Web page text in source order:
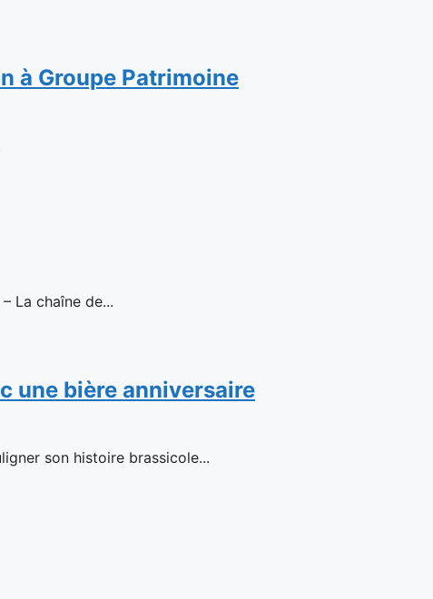
à Groupe Patrimoine
La chaîne de...
une bière anniversaire
son histoire brassicole...